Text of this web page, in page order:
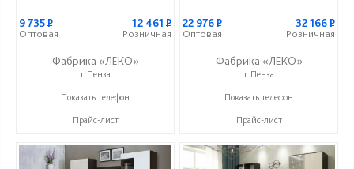
9 735Р
Оптовая
12 461 Р
Розничная
Фабрика «ЛЕКО»
г.Пенза
+7 (800) 222-93-90
Показать телефон
Прайс-лист
22 976Р
Оптовая
32 166Р
Розничная
Фабрика «ЛЕКО»
г.Пенза
+7 (800) 222-93-90
Показать телефон
Прайс-лист